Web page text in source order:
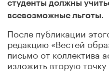
студенты должны
всевозможные льготы.
После публикации
редакцию «Вестей
письмо от коллектива
изложить вторую точку